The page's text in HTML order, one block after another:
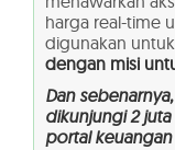
harga real-time
digunakan
dengan misi
Dan
dikunjungi 2
portal